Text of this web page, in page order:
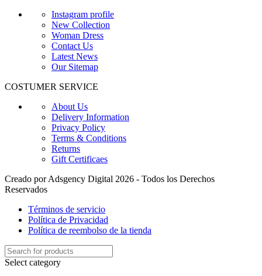
Instagram profile
New Collection
Woman Dress
Contact Us
Latest News
Our Sitemap
COSTUMER SERVICE
About Us
Delivery Information
Privacy Policy
Terms & Conditions
Returns
Gift Certificaes
Creado por Adsgency Digital 2026 - Todos los Derechos
Reservados
Términos de servicio
Política de Privacidad
Política de reembolso de la tienda
Select category